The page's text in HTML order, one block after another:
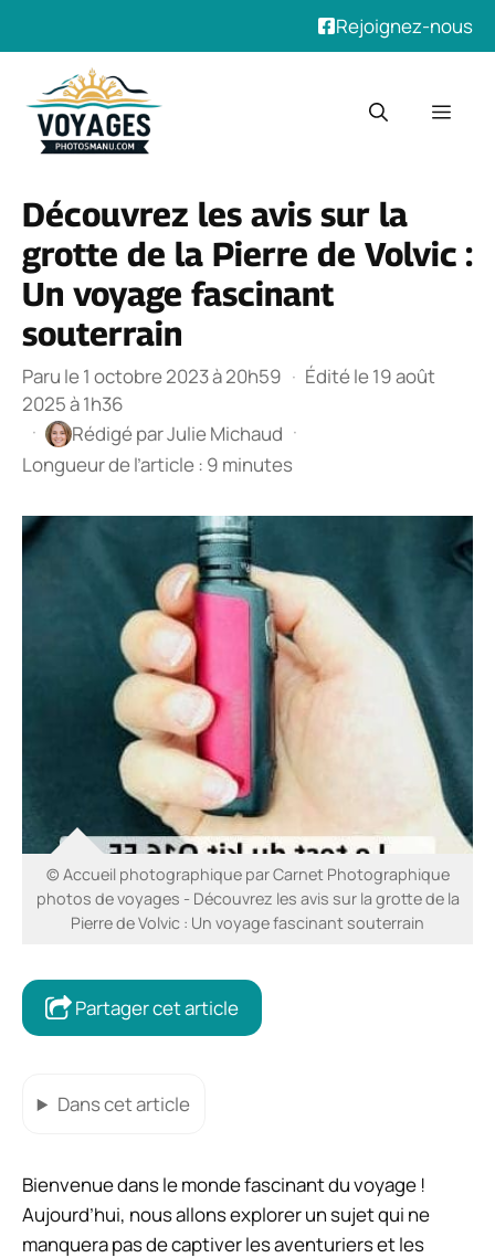
Rejoignez-nous
contenu
Découvrez les avis sur la
grotte de la Pierre de Volvic :
Un voyage fascinant
souterrain
Paru le 1 octobre 2023 à 20h59 · Édité le 19 août
2025 à 1h36
·
Rédigé parJulie Michaud ·
Longueur de l’article : 9 minutes
© Accueil photographique par Carnet Photographique
photos de voyages - Découvrez les avis sur la grotte de la
Pierre de Volvic : Un voyage fascinant souterrain
Partager cet article
Dans cet article
Bienvenue dans le monde fascinant du voyage !
Aujourd’hui, nous allons explorer un sujet qui ne
manquera pas de captiver les aventuriers et les